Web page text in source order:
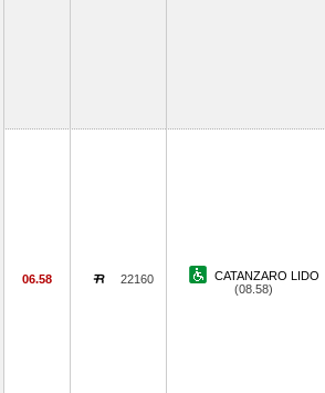
06.58 22160
CATANZARO LIDO
(08.58)